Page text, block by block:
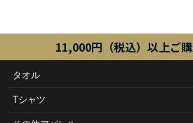
11,000円（税込）以上ご
タオル
Tシャツ